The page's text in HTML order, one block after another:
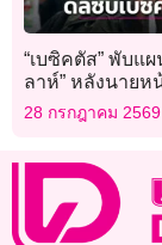
“เบซิคตัส” พับแผ
ลาห์” หลังนายห
สูงเกิน
28 กรกฎาคม 2569